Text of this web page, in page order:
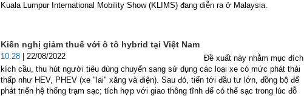
Kuala Lumpur International Mobility Show (KLIMS) đang diễn ra ở Malaysia.
Kiến nghị giảm thuế với ô tô hybrid tại Việt Nam
10:28 | 22/08/2022
Đề xuất này nhằm mục đích
kích cầu, thu hút người tiêu dùng chuyển sang sử dụng các loại xe có mức phát thải
thấp như HEV, PHEV (xe "lai" xăng và điện). Sau đó, tiến tới đầu tư lớn, đồng bộ để
phát triển hệ thống trạm sạc; tích hợp với giao thông tĩnh để có thể sạc trong lúc đỗ